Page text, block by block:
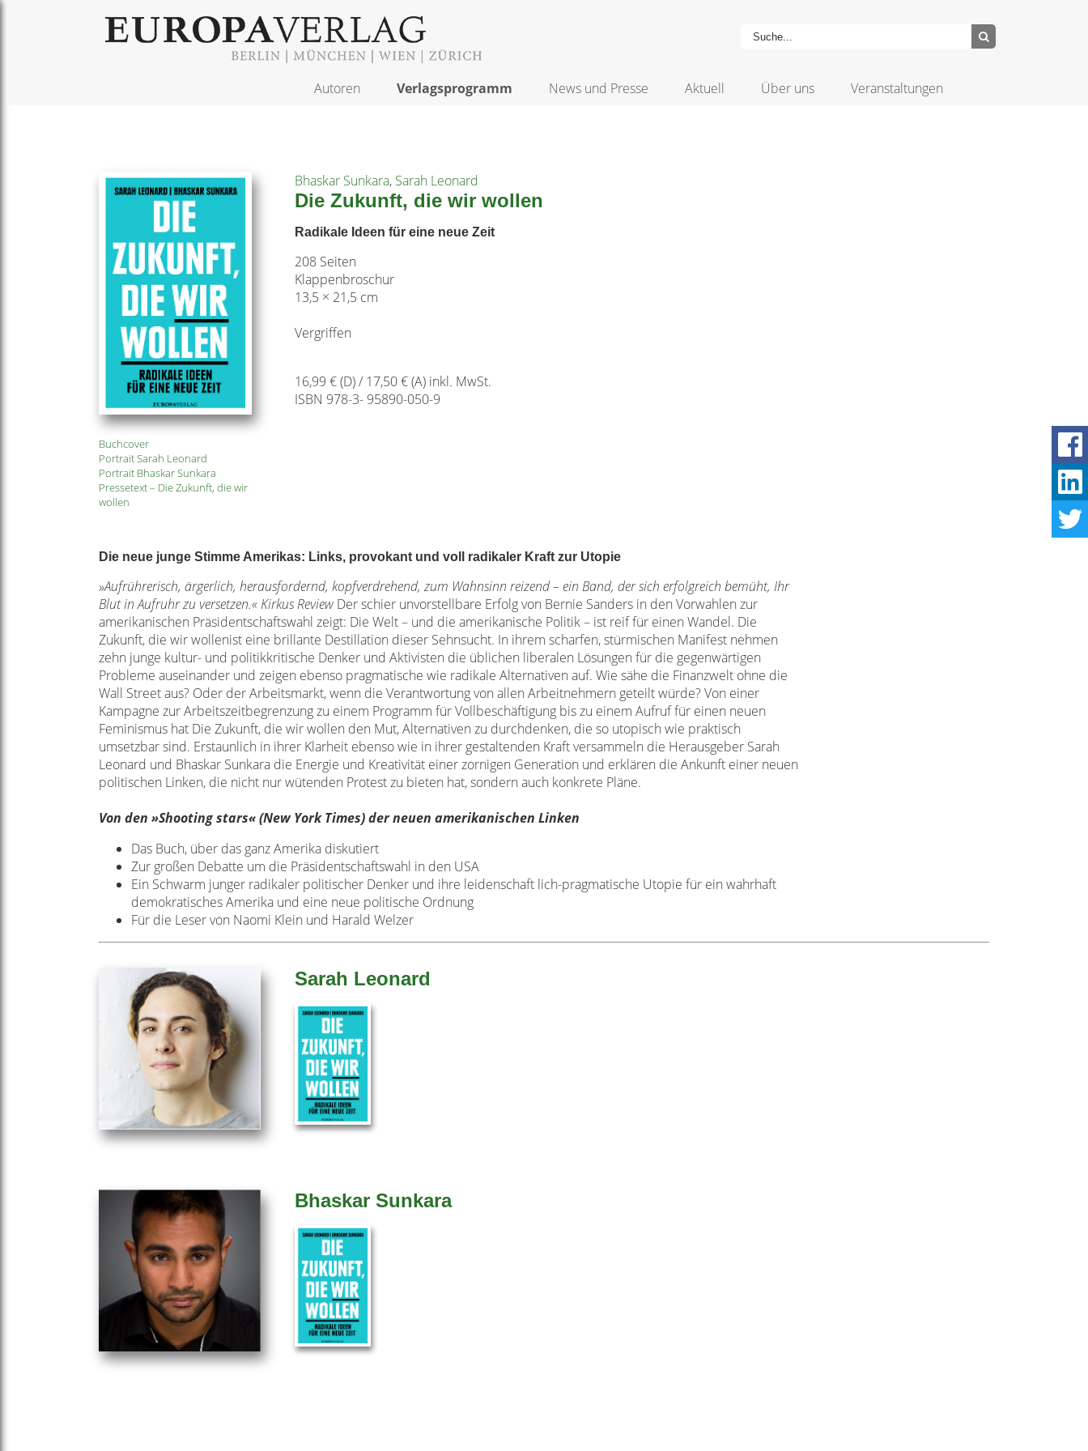
Autoren Verlagsprogramm News und Presse Aktuell Über uns Veranstaltungen
Buchcover
Portrait Sarah Leonard
Portrait Bhaskar Sunkara
Pressetext – Die Zukunft, die wir
wollen
Bhaskar Sunkara, Sarah Leonard
Die Zukunft, die wir wollen
Radikale Ideen für eine neue Zeit
208 Seiten
Klappenbroschur
13,5 × 21,5 cm
Vergriffen
16,99 € (D) / 17,50 € (A) inkl. MwSt.
ISBN 978-3- 95890-050-9
Die neue junge Stimme Amerikas: Links, provokant und voll radikaler Kraft zur Utopie
»Aufrührerisch, ärgerlich, herausfordernd, kopfverdrehend, zum Wahnsinn reizend – ein Band, der sich erfolgreich bemüht, Ihr
Blut in Aufruhr zu versetzen.« Kirkus ReviewDer schier unvorstellbare Erfolg von Bernie Sanders in den Vorwahlen zur
amerikanischen Präsidentschaftswahl zeigt: Die Welt – und die amerikanische Politik – ist reif für einen Wandel. Die
Zukunft, die wir wollenist eine brillante Destillation dieser Sehnsucht. In ihrem scharfen, stürmischen Manifest nehmen
zehn junge kultur- und politikkritische Denker und Aktivisten die üblichen liberalen Lösungen für die gegenwärtigen
Probleme auseinander und zeigen ebenso pragmatische wie radikale Alternativen auf. Wie sähe die Finanzwelt ohne die
Wall Street aus? Oder der Arbeitsmarkt, wenn die Verantwortung von allen Arbeitnehmern geteilt würde? Von einer
Kampagne zur Arbeitszeitbegrenzung zu einem Programm für Vollbeschäftigung bis zu einem Aufruf für einen neuen
Feminismus hat Die Zukunft, die wir wollen den Mut, Alternativen zu durchdenken, die so utopisch wie praktisch
umsetzbar sind. Erstaunlich in ihrer Klarheit ebenso wie in ihrer gestaltenden Kraft versammeln die Herausgeber Sarah
Leonard und Bhaskar Sunkara die Energie und Kreativität einer zornigen Generation und erklären die Ankunft einer neuen
politischen Linken, die nicht nur wütenden Protest zu bieten hat, sondern auch konkrete Pläne.
Von den »Shooting stars« (New York Times) der neuen amerikanischen Linken
Das Buch, über das ganz Amerika diskutiert
Zur großen Debatte um die Präsidentschaftswahl in den USA
Ein Schwarm junger radikaler politischer Denker und ihre leidenschaft lich-pragmatische Utopie für ein wahrhaft
demokratisches Amerika und eine neue politische Ordnung
Für die Leser von Naomi Klein und Harald Welzer
Sarah Leonard
Bhaskar Sunkara